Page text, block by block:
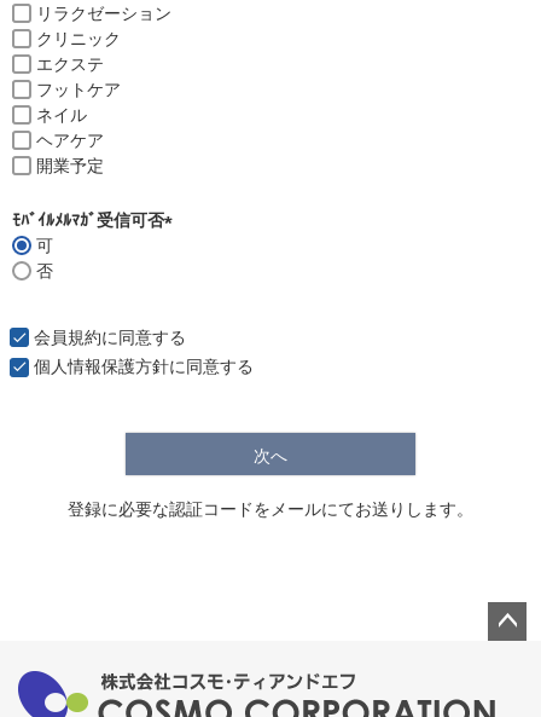
リラクゼーション
クリニック
エクステ
フットケア
ネイル
ヘアケア
開業予定
ﾓﾊﾞｲﾙﾒﾙﾏｶﾞ受信可否
可
否
会員規約に同意する
個人情報保護方針に同意する
次へ
登録に必要な認証コードをメールにてお送りします。
ップ